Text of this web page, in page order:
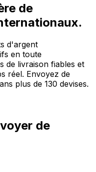
de
d'argent
en toute
de livraison fiables et
réel. Envoyez de
plus de 130 devises.
de